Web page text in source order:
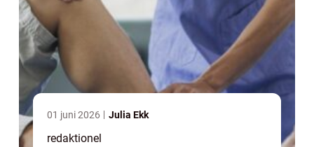
01 juni 2026 Julia Ekk
redaktionel